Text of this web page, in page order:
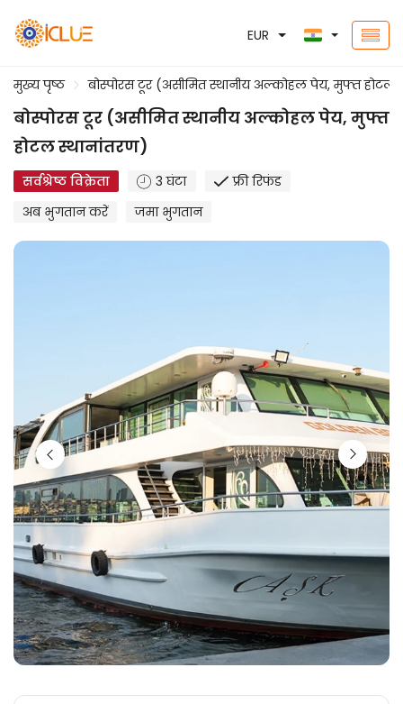
EUR
मुख्य पृष्ठ बोस्पोरस टूर (असीमित स्थानीय अल्कोहल पेय, मुफ्त होटल
बोस्पोरस टूर (असीमित स्थानीय अल्कोहल पेय, मुफ्त
होटल स्थानांतरण)
सर्वश्रेष्ठ विक्रेता 3 घंटा
फ्री रिफंड
अब भुगतान करें
जमा भुगतान